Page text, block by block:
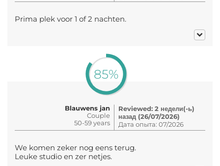
Prima plek voor 1 of 2 nachten.
85%
Blauwens jan
Couple
50-59 years
Reviewed: 2 недели(-ь)
назад (26/07/2026)
Дата опыта: 07/2026
We komen zeker nog eens terug.
Leuke studio en zer netjes.